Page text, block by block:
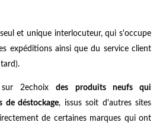
et unique interlocuteur, qui s'occupe
expéditions ainsi que du service client
sur 2echoixdes produits neufs qui
de déstockage, issus soit d'autres sites
de certaines marques qui ont